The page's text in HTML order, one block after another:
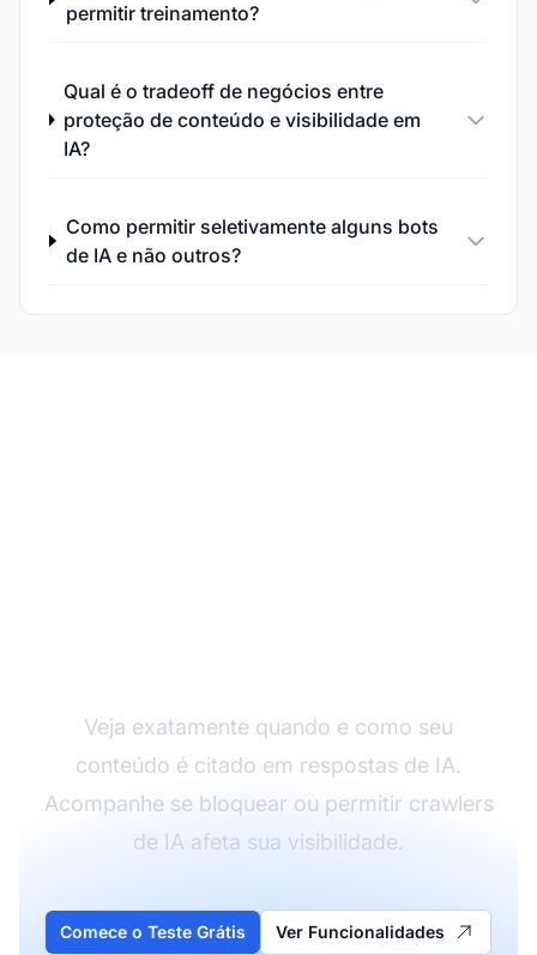
permitir treinamento?
Qual é o tradeoff de negócios entre
proteção de conteúdo e visibilidade em
IA?
Como permitir seletivamente alguns bots
de IA e não outros?
Veja exatamente quando e como seu
conteúdo é citado em respostas de IA.
Acompanhe se bloquear ou permitir crawlers
de IA afeta sua visibilidade.
Comece o Teste Grátis Ver Funcionalidades